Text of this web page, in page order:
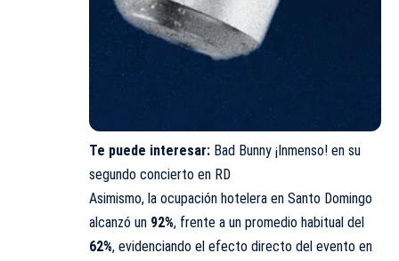
Te puede interesar: Bad Bunny ¡Inmenso! en su
segundo concierto en RD
Asimismo, la ocupación hotelera en Santo Domingo
alcanzó un 92%, frente a un promedio habitual del
62%, evidenciando el efecto directo del evento en